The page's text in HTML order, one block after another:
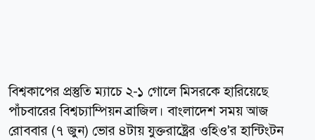
বিশ্বকাপের প্রস্তুতি ম্যাচে ২-১ গোলে মিসরকে হারিয়েছে
পাঁচবারের বিশ্বচ্যাম্পিয়ন ব্রাজিল। বাংলাদেশ সময় আজ
রোববার (৭ জুন) ভোর ৪টায় যুক্তরাষ্ট্রের ওহিও'র হান্টিংটন